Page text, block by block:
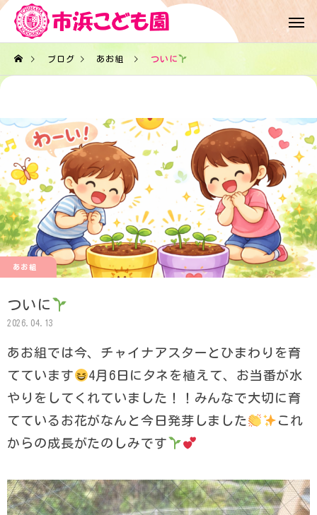
ブログ あお組 ついに
あお組
ついに
2026.04.13
あお組では今、チャイナアスターとひまわりを育
てています
4月6日にタネを植えて、お当番が水
やりをしてくれていました！！みんなで大切に育
てているお花がなんと今日発芽しました
これ
からの成長がたのしみです